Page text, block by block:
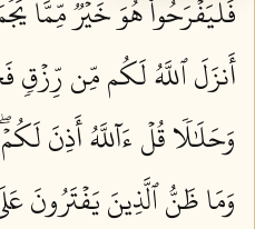
فَلۡيَفۡرَحُواْ هُوَ خَيۡرٞ مِّمَّا
أَنزَلَ ٱللَّهُ لَكُم مِّن رِّزۡقٖ
وَحَلَٰلٗا قُلۡ ءَآللَّهُ أَذِنَ لَكُمۡۖ
وَمَا ظَنُّ ٱلَّذِينَ يَفۡتَرُونَ